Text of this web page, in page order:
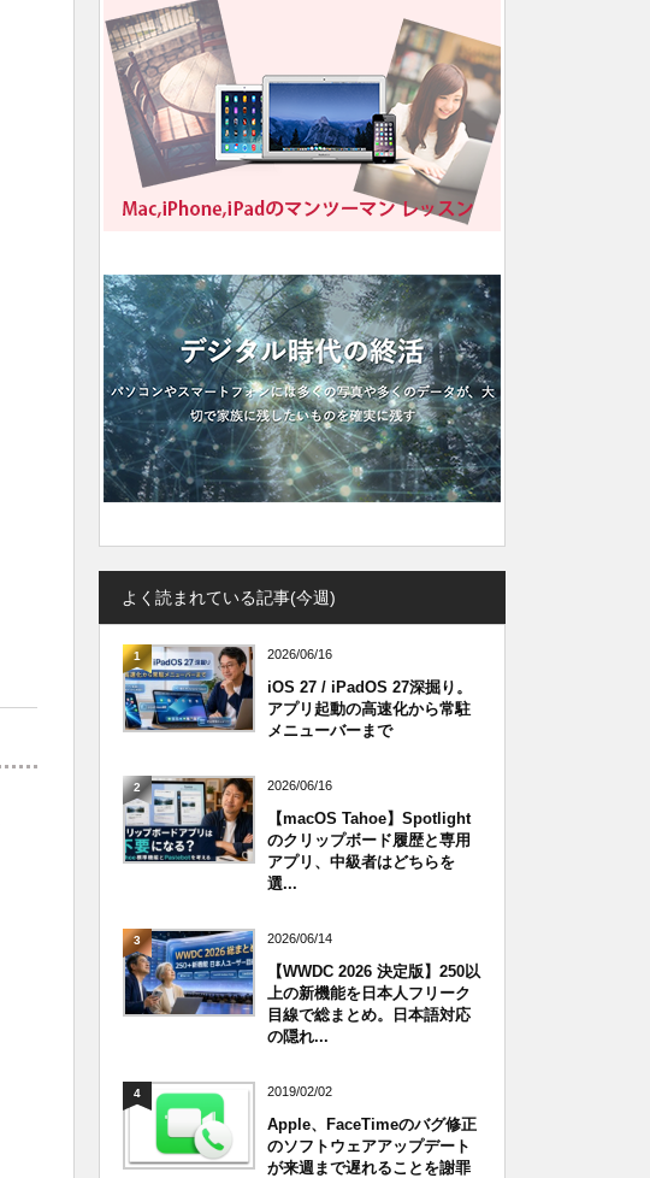
よく読まれている記事(今週)
1 2026/06/16
iOS 27 / iPadOS 27深掘り。
アプリ起動の高速化から常駐
メニューバーまで
2 2026/06/16
【macOS Tahoe】Spotlight
のクリップボード履歴と専用
アプリ、中級者はどちらを
選...
3 2026/06/14
【WWDC 2026 決定版】250以
上の新機能を日本人フリーク
目線で総まとめ。日本語対応
の隠れ...
4 2019/02/02
Apple、FaceTimeのバグ修正
のソフトウェアアップデート
が来週まで遅れることを謝罪